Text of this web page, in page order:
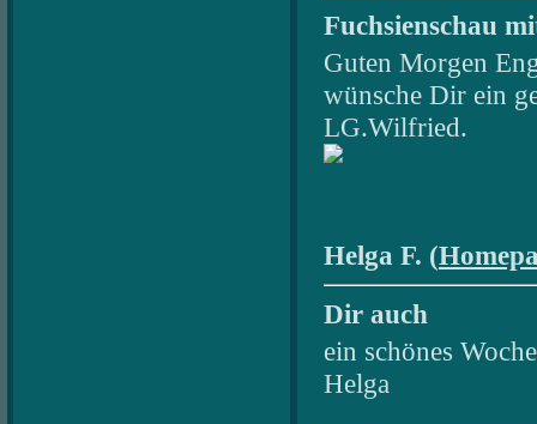
Fuchsienschau
Guten Morgen
wünsche Dir ein
LG.Wilfried.
Helga F. (
Dir auch
ein schönes
Helga